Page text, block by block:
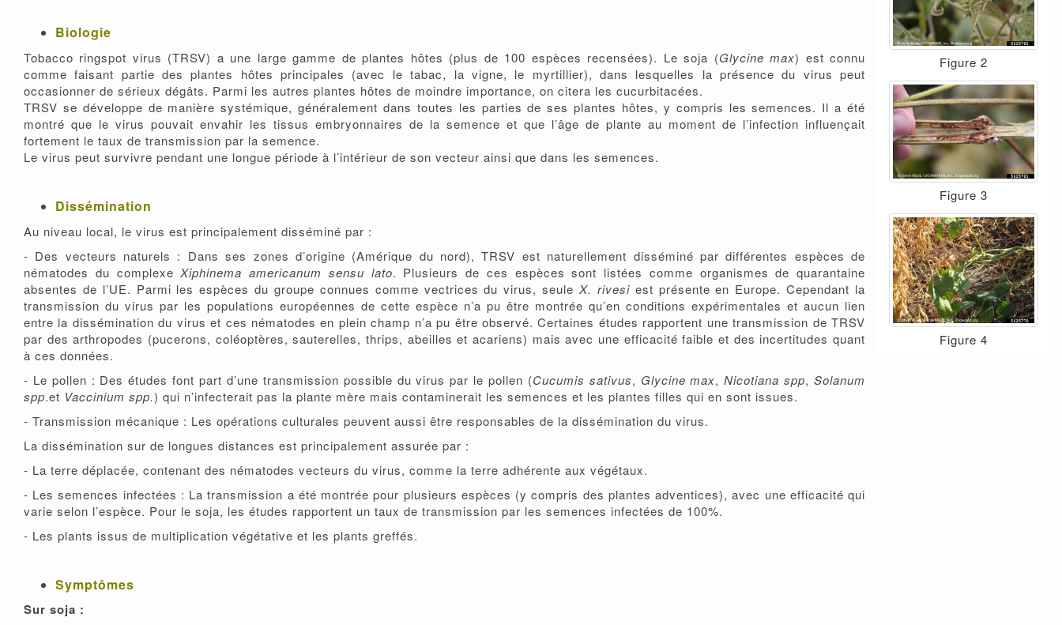
Biologie
Tobacco ringspot virus (TRSV) a une large gamme de plantes hôtes (plus de 100 espèces recensées). Le soja (Glycine max) est connu
comme faisant partie des plantes hôtes principales (avec le tabac, la vigne, le myrtillier), dans lesquelles la présence du virus peut
occasionner de sérieux dégâts. Parmi les autres plantes hôtes de moindre importance, on citera les cucurbitacées.
TRSV se développe de manière systémique, généralement dans toutes les parties de ses plantes hôtes, y compris les semences. Il a été
montré que le virus pouvait envahir les tissus embryonnaires de la semence et que l’âge de plante au moment de l’infection influençait
fortement le taux de transmission par la semence.
Le virus peut survivre pendant une longue période à l’intérieur de son vecteur ainsi que dans les semences.
Dissémination
Au niveau local, le virus est principalement disséminé par :
- Des vecteurs naturels : Dans ses zones d’origine (Amérique du nord), TRSV est naturellement disséminé par différentes espèces de
nématodes du complexeXiphinema americanum sensu lato. Plusieurs de ces espèces sont listées comme organismes de quarantaine
absentes de l’UE. Parmi les espèces du groupe connues comme vectrices du virus, seule X. rivesiest présente en Europe. Cependant la
transmission du virus par les populations européennes de cette espèce n’a pu être montrée qu’en conditions expérimentales et aucun lien
entre la dissémination du virus et ces nématodes en plein champ n’a pu être observé. Certaines études rapportent une transmission de TRSV
par des arthropodes (pucerons, coléoptères, sauterelles, thrips, abeilles et acariens) mais avec une efficacité faible et des incertitudes quant
à ces données.
- Le pollen : Des études font part d’une transmission possible du virus par le pollen (Cucumis sativus, Glycine max,Nicotiana spp,Solanum
spp.et Vaccinium spp.) qui n’infecterait pas la plante mère mais contaminerait les semences et les plantes filles qui en sont issues.
- Transmission mécanique : Les opérations culturales peuvent aussi être responsables de la dissémination du virus.
La dissémination sur de longues distances est principalement assurée par :
- La terre déplacée, contenant des nématodes vecteurs du virus, comme la terre adhérente aux végétaux.
- Les semences infectées : La transmission a été montrée pour plusieurs espèces (y compris des plantes adventices), avec une efficacité qui
varie selon l’espèce. Pour le soja, les études rapportent un taux de transmission par les semences infectées de 100%.
- Les plants issus de multiplication végétative et les plants greffés.
Symptômes
Sur soja :
Figure 2
Figure 3
Figure 4